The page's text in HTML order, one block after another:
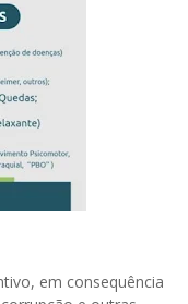
em consequência